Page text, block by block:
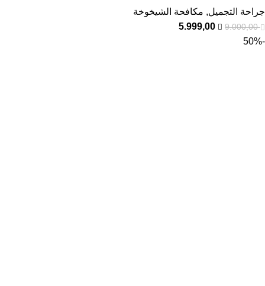
جراحة التجميل, مكافحة الشيخوخة
9.000,00
5.999,00
-50%